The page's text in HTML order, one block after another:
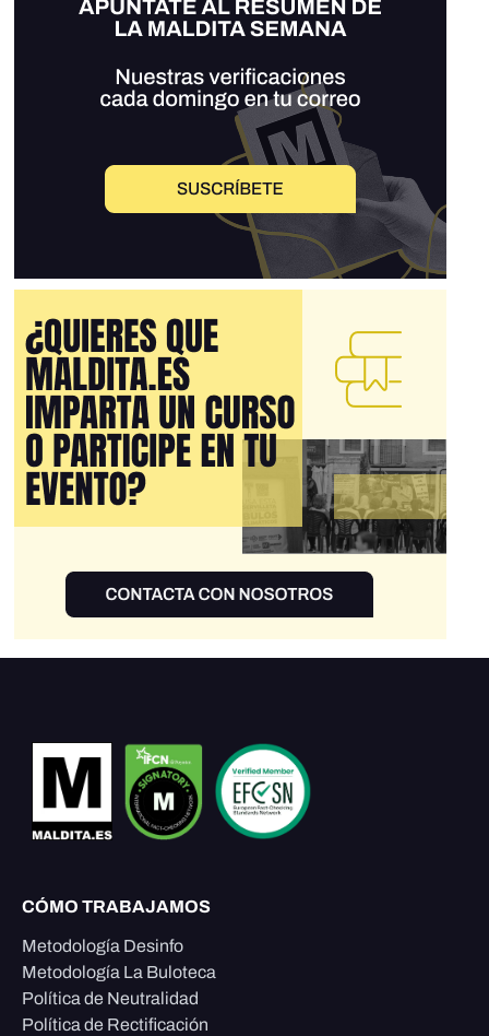
CÓMO TRABAJAMOS
Metodología Desinfo
Metodología La Buloteca
Política de Neutralidad
Política de Rectificación